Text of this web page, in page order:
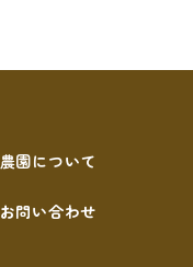
農園について
お問い合わせ